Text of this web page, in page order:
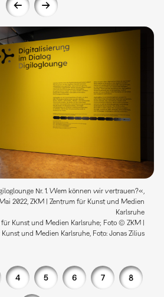
Nr. 1. Wem können wir vertrauen?«,
2022, ZKM | Zentrum für Kunst und Medien
Karlsruhe
Kunst und Medien Karlsruhe; Foto © ZKM |
und Medien Karlsruhe, Foto: Jonas Zilius
4 5 6 7 8